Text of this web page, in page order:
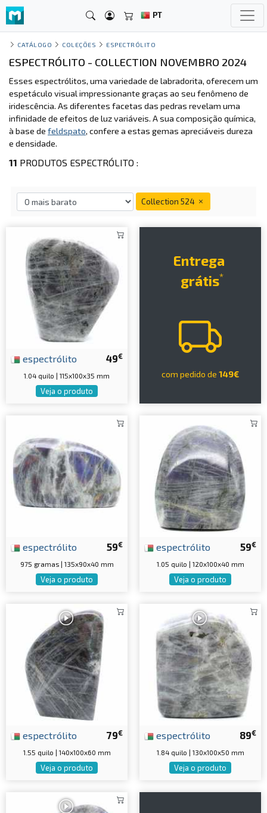
PT
CATÁLOGO COLEÇÕES ESPECTRÓLITO
ESPECTRÓLITO - COLLECTION NOVEMBRO 2024
Esses espectrólitos, uma variedade de labradorita, oferecem um
espetáculo visual impressionante graças ao seu fenômeno de
iridescência. As diferentes facetas das pedras revelam uma
infinidade de efeitos de luz variáveis. A sua composição química,
à base de feldspato, confere a estas gemas apreciáveis dureza
e densidade.
11 PRODUTOS ESPECTRÓLITO :
Collection 524
49€
espectrólito
1.04 quilo | 115x100x35 mm
Veja o produto
Entrega
grátis*
com pedido de 149€
59€
espectrólito
975 gramas | 135x90x40 mm
Veja o produto
59€
espectrólito
1.05 quilo | 120x100x40 mm
Veja o produto
79€
espectrólito
1.55 quilo | 140x100x60 mm
Veja o produto
89€
espectrólito
1.84 quilo | 130x100x50 mm
Veja o produto